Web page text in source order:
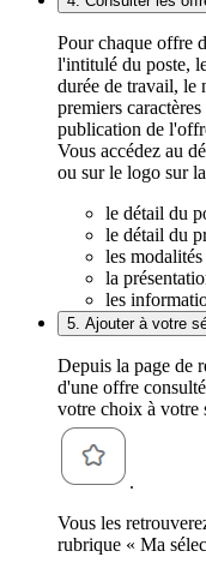
Pour chaque offre
l'intitulé du poste,
durée de travail, le
premiers
publication de
Vous accédez au
ou sur le logo sur
le détail du
le détail du
les
la
les
5. Ajouter à votre
Depuis la page de
d'une offre
votre choix à votre
.
Vous les
rubrique « Ma